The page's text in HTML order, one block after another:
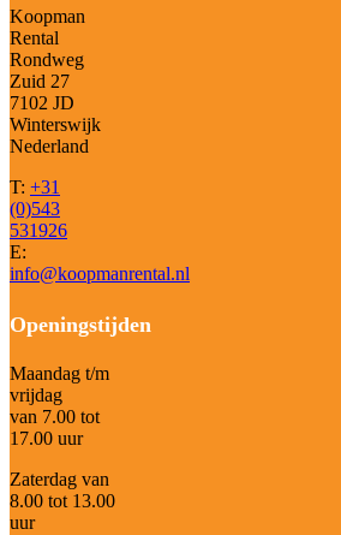
Koopman
Rental
Rondweg
Zuid 27
7102 JD
Winterswijk
Nederland
T: +31
(0)543
531926
E:
info@koopmanrental.nl
Openingstijden
Maandag t/m
vrijdag
van 7.00 tot
17.00 uur
Zaterdag van
8.00 tot 13.00
uur